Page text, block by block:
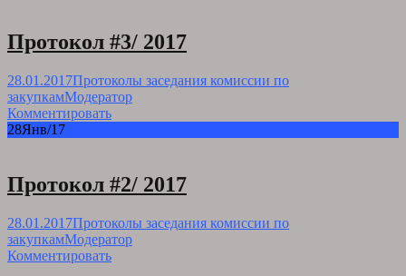
Протокол #3/ 2017
28.01.2017Протоколы заседания комиссии по
закупкамМодератор
Комментировать
28Янв/17
Протокол #2/ 2017
28.01.2017Протоколы заседания комиссии по
закупкамМодератор
Комментировать